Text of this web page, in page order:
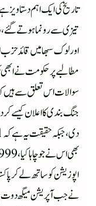
تاریخ کی ایک اہم دستاویز
تیزی سے رونما ہوتے
اور لوک سبھا میں قائد
مطالبے پر حکومت نے
سوالات اس تعلق سے ہیں
جنگ بندی کا اعلان کیسے
اپوزیشن کو ساتھ لے کر
نے جب آپریشن میگھ دوت